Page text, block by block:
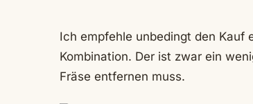
Ich empfehle unbedingt den Kauf
Kombination. Der ist zwar ein
Fräse entfernen muss.